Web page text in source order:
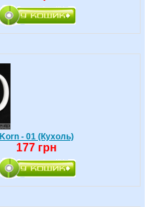
Korn - 01 (Кухоль)
177 грн